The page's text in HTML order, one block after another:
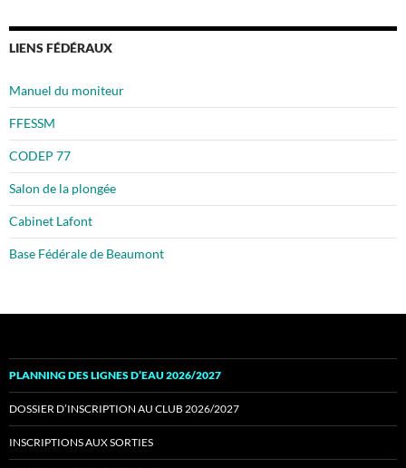
LIENS FÉDÉRAUX
Manuel du moniteur
FFESSM
CODEP 77
Salon de la plongée
Cabinet Lafont
Base Fédérale de Beaumont
PLANNING DES LIGNES D’EAU 2026/2027
DOSSIER D’INSCRIPTION AU CLUB 2026/2027
INSCRIPTIONS AUX SORTIES